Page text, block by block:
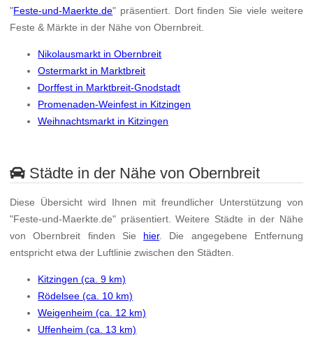
"Feste-und-Maerkte.de" präsentiert. Dort finden Sie viele weitere
Feste & Märkte in der Nähe von Obernbreit.
Nikolausmarkt in Obernbreit
Ostermarkt in Marktbreit
Dorffest in Marktbreit-Gnodstadt
Promenaden-Weinfest in Kitzingen
Weihnachtsmarkt in Kitzingen
Städte in der Nähe von Obernbreit
Diese Übersicht wird Ihnen mit freundlicher Unterstützung von
"Feste-und-Maerkte.de" präsentiert. Weitere Städte in der Nähe
von Obernbreit finden Sie hier. Die angegebene Entfernung
entspricht etwa der Luftlinie zwischen den Städten.
Kitzingen (ca. 9 km)
Rödelsee (ca. 10 km)
Weigenheim (ca. 12 km)
Uffenheim (ca. 13 km)